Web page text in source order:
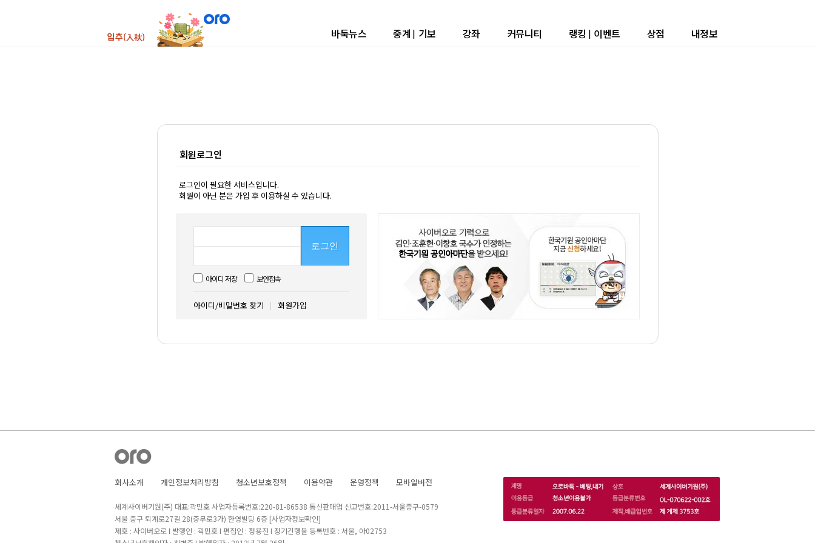
바둑뉴스 중계 | 기보 강좌 커뮤니티 랭킹 | 이벤트 상점 내정보
회원로그인
로그인이 필요한 서비스입니다.
회원이 아닌 분은 가입 후 이용하실 수 있습니다.
로그인
아이디 저장 보안접속
아이디/비밀번호 찾기 회원가입
회사소개 개인정보처리방침 청소년보호정책 이용약관 운영정책 모바일버전
세계사이버기원(주) 대표:곽민호 사업자등록번호:220-81-86538 통신판매업 신고번호:2011-서울중구-0579
서울 중구 퇴계로27길 28(충무로3가) 한영빌딩 6층 [사업자정보확인]
제호 : 사이버오로 I 발행인 : 곽민호 I 편집인 : 정용진 I 정기간행물 등록번호 : 서울, 아02753